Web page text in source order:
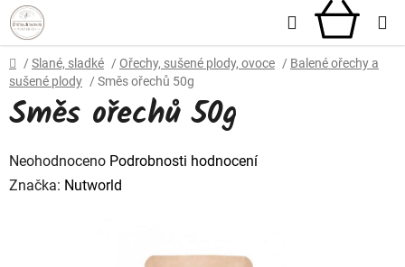
Přejít
na
obsah
Hledat
Domů
/ Slané, sladké / Ořechy, sušené plody, ovoce / Balené ořechy a
sušené plody / Směs ořechů 50g
Směs ořechů 50g
Průměrné
hodnocení
Neohodnoceno Podrobnosti hodnocení
Značka: Nutworld